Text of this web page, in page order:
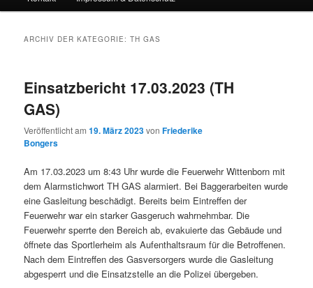
ARCHIV DER KATEGORIE:TH GAS
Einsatzbericht 17.03.2023 (TH
GAS)
Veröffentlicht am19. März 2023vonFriederike
Bongers
Am 17.03.2023 um 8:43 Uhr wurde die Feuerwehr Wittenborn mit
dem Alarmstichwort TH GAS alarmiert. Bei Baggerarbeiten wurde
eine Gasleitung beschädigt. Bereits beim Eintreffen der
Feuerwehr war ein starker Gasgeruch wahrnehmbar. Die
Feuerwehr sperrte den Bereich ab, evakuierte das Gebäude und
öffnete das Sportlerheim als Aufenthaltsraum für die Betroffenen.
Nach dem Eintreffen des Gasversorgers wurde die Gasleitung
abgesperrt und die Einsatzstelle an die Polizei übergeben.